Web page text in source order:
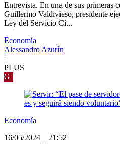
Entrevista. En una de sus primeras
Guillermo Valdivieso, presidente
Ley del Servicio Ci...
Economía
Alessandro Azurín
|
PLUS
G
Economía
16/05/2024
21:52